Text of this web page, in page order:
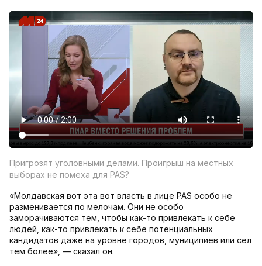
Пригрозят уголовными делами. Проигрыш на местных
выборах не помеха для PAS?
«Молдавская вот эта вот власть в лице PAS особо не
разменивается по мелочам. Они не особо
заморачиваются тем, чтобы как-то привлекать к себе
людей, как-то привлекать к себе потенциальных
кандидатов даже на уровне городов, муниципиев или сел
тем более», — сказал он.